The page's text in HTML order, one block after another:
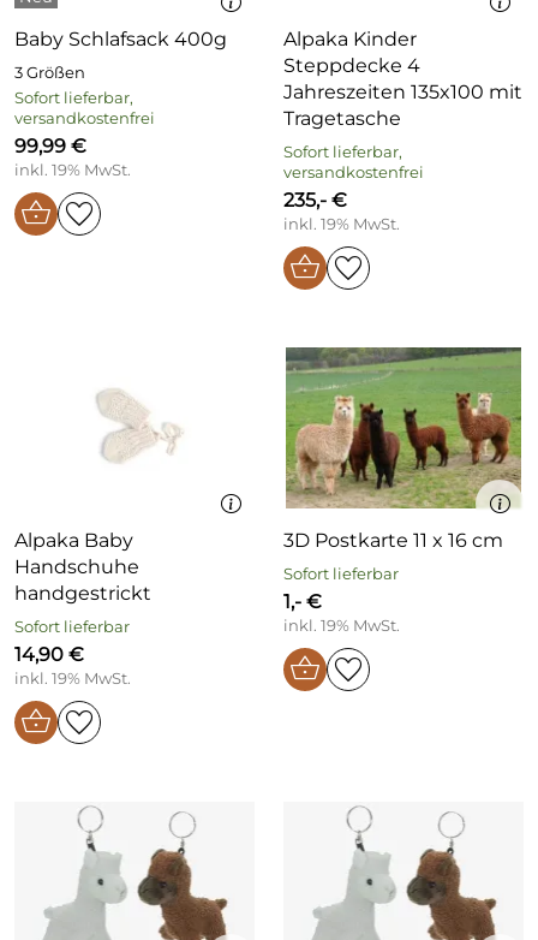
Baby Schlafsack 400g
3 Größen
Sofort lieferbar,
versandkostenfrei
99,99 €
inkl. 19% MwSt.
Alpaka Kinder
Steppdecke 4
Jahreszeiten 135x100 mit
Tragetasche
Sofort lieferbar,
versandkostenfrei
235,- €
inkl. 19% MwSt.
Alpaka Baby
Handschuhe
handgestrickt
Sofort lieferbar
14,90 €
inkl. 19% MwSt.
3D Postkarte 11 x 16 cm
Sofort lieferbar
1,- €
inkl. 19% MwSt.